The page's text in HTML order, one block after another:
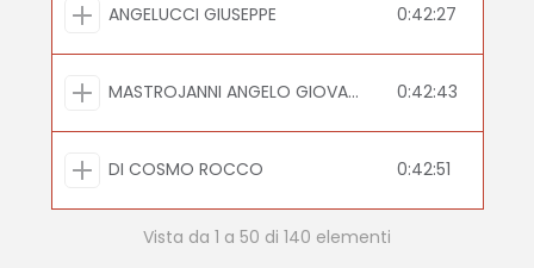
ANGELUCCI GIUSEPPE 0:42:27
MASTROJANNI ANGELO GIOVANNI 0:42:43
DI COSMO ROCCO 0:42:51
Vista da 1 a 50 di 140 elementi